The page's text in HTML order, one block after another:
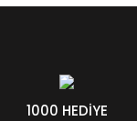
1000 HEDİYE